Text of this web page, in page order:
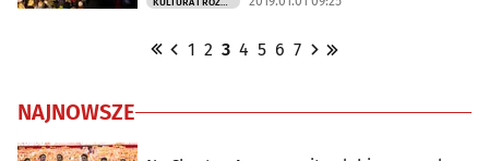
KULTURA I ROZRYWKA
1 2 3 4 5 6 7
NAJNOWSZE